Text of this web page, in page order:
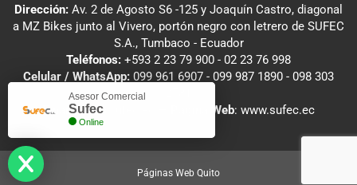
Dirección: Av. 2 de Agosto S6 -125 y Joaquín Castro, diagonal
a MZ Bikes junto al Vivero, portón negro con letrero de SUFEC
S.A., Tumbaco - Ecuador
Teléfonos: +593 2 23 79 900 - 02 23 76 998
Celular / WhatsApp: 099 961 6907 - 099 987 1890 - 098 303
Email:info@sufec.ec Página Web: www.sufec.ec
Páginas Web Quito
Asesor Comercial
Sufec
Online